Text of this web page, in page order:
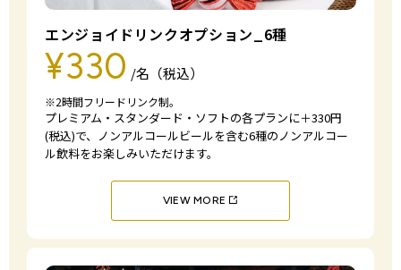
エンジョイドリンクオプション_6種
¥330 /名（税込）
※2時間フリードリンク制。
プレミアム・スタンダード・ソフトの各プランに＋330円
(税込)で、ノンアルコールビールを含む6種のノンアルコー
ル飲料をお楽しみいただけます。
VIEW MORE